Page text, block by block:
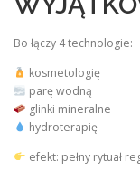
Bo łączy 4 technologie:
kosmetologię
parę wodną
glinki mineralne
hydroterapię
efekt: pełny rytuał